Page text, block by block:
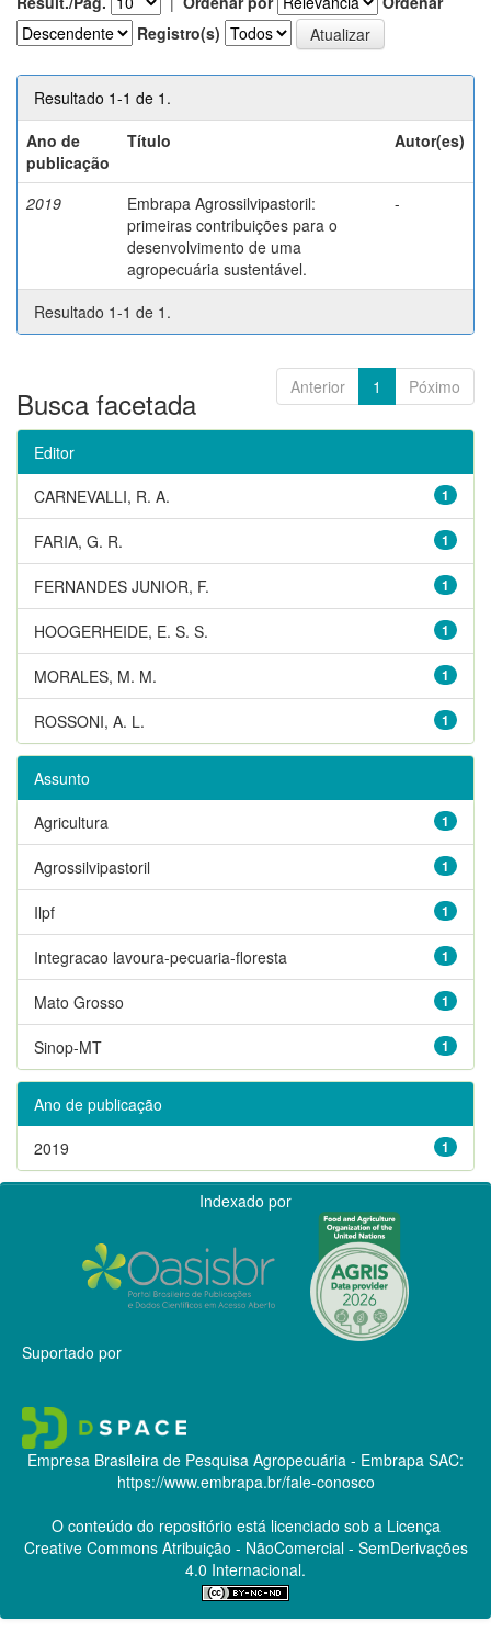
Registro(s)
Resultado 1-1 de 1.
Ano de
publicação
Título Autor(es)
2019
Embrapa Agrossilvipastoril:
primeiras contribuições para o
desenvolvimento de uma
agropecuária sustentável.
-
Resultado 1-1 de 1.
Anterior 1 Póximo
Busca facetada
Editor
1
CARNEVALLI, R. A.
1
FARIA, G. R.
1
FERNANDES JUNIOR, F.
1
HOOGERHEIDE, E. S. S.
1
MORALES, M. M.
1
ROSSONI, A. L.
Assunto
1
Agricultura
1
Agrossilvipastoril
1
Ilpf
1
Integracao lavoura-pecuaria-floresta
1
Mato Grosso
1
Sinop-MT
Ano de publicação
1
2019
Indexado por
Suportado por
Empresa Brasileira de Pesquisa Agropecuária - Embrapa SAC:
https://www.embrapa.br/fale-conosco
O conteúdo do repositório está licenciado sob a Licença
Creative CommonsAtribuição - NãoComercial - SemDerivações
4.0 Internacional.